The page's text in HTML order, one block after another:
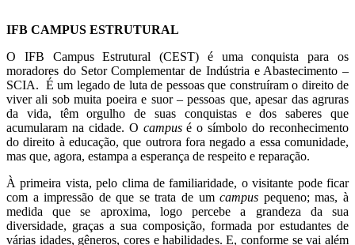
IFB CAMPUS ESTRUTURAL
O IFB Campus Estrutural(CEST)
é uma conquista para os
moradores do Setor Complementar de Indústria e Abastecimento –
SCIA. É um legado de luta de pessoas que construíram o direito de
viver ali sob muita poeira e suor – pessoas que, apesar das agruras
da vida, têm orgulho de suas conquistas e dos saberes que
acumularam na cidade. O campusé o símbolo do reconhecimento
do direito à educação, que outrora fora negado a essa comunidade,
mas que, agora, estampa a esperança de respeito e reparação.
À primeira vista, pelo clima de familiaridade, o visitante pode ficar
com a impressão de que se trata de umcampus pequeno; mas, à
medida que se aproxima, logo percebe a grandeza da sua
diversidade, graças a sua composição, formada por estudantes de
várias idades, gêneros, cores e habilidades. E, conforme se vai além